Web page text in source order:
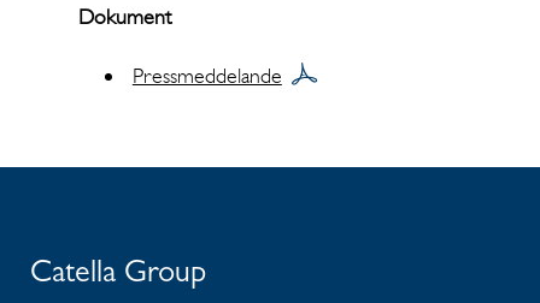
Dokument
Pressmeddelande
Catella Group